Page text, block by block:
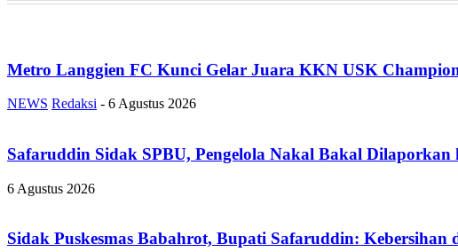
Metro Langgien FC Kunci Gelar Juara KKN USK
NEWS Redaksi - 6 Agustus 2026
Safaruddin Sidak SPBU, Pengelola Nakal Bakal Dilaporkan
6 Agustus 2026
Sidak Puskesmas Babahrot, Bupati Safaruddin: Kebersihan